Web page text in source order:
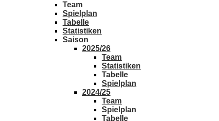
Team
Spielplan
Tabelle
Statistiken
Saison
2025/26
Team
Statistiken
Tabelle
Spielplan
2024/25
Team
Spielplan
Tabelle